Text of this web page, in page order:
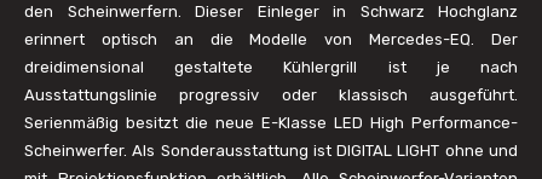
den Scheinwerfern. Dieser Einleger in Schwarz Hochglanz
erinnert optisch an die Modelle von Mercedes-EQ. Der
dreidimensional gestaltete Kühlergrill ist je nach
Ausstattungslinie progressiv oder klassisch ausgeführt.
Serienmäßig besitzt die neue E-Klasse LED High Performance-
Scheinwerfer. Als Sonderausstattung ist DIGITAL LIGHT ohne und